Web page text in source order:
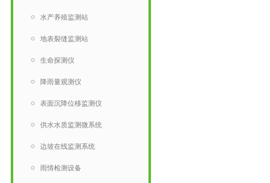
水产养殖监测站
地表裂缝监测站
生命探测仪
降雨量观测仪
表面沉降位移监测仪
供水水质监测微系统
边坡在线监测系统
雨情检测设备